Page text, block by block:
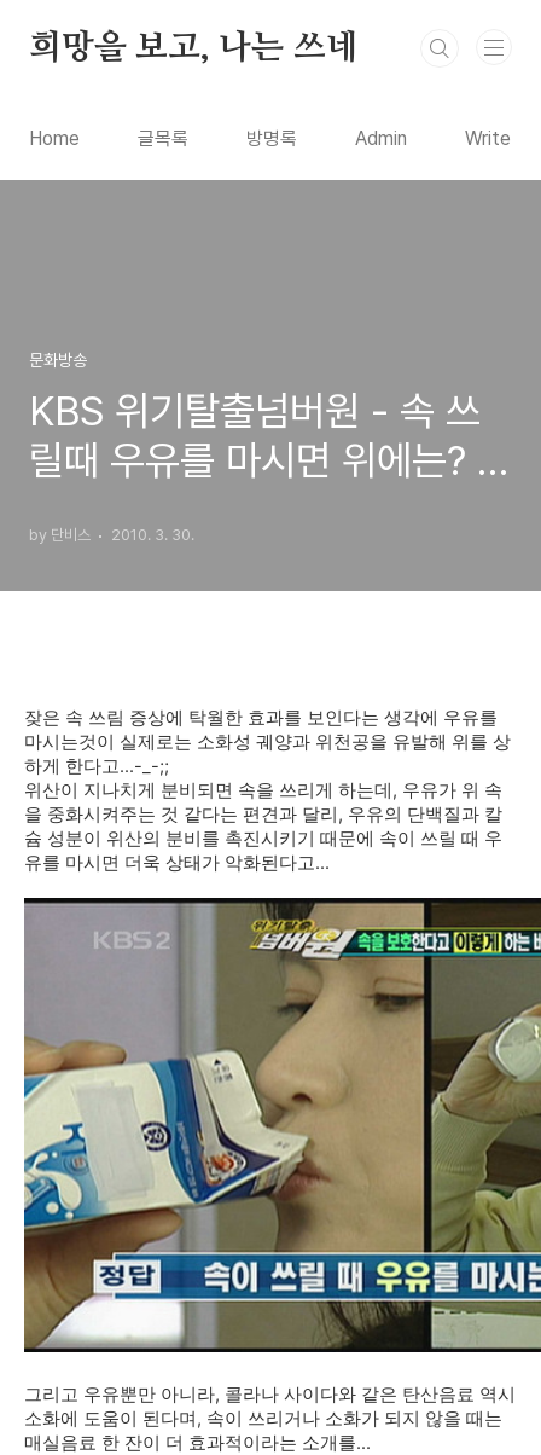
희망을 보고, 나는 쓰네
Home 글목록 방명록 Admin Write
문화방송
KBS 위기탈출넘버원 - 속 쓰
릴때 우유를 마시면 위에는? 식
by 단비스 2010. 3. 30.
잦은 속 쓰림 증상에 탁월한 효과를 보인다는 생각에 우유를
마시는것이 실제로는 소화성 궤양과 위천공을 유발해 위를 상
하게 한다고...-_-;;
위산이 지나치게 분비되면 속을 쓰리게 하는데, 우유가 위 속
을 중화시켜주는 것 같다는 편견과 달리, 우유의 단백질과 칼
슘 성분이 위산의 분비를 촉진시키기 때문에 속이 쓰릴 때 우
유를 마시면 더욱 상태가 악화된다고...
그리고 우유뿐만 아니라, 콜라나 사이다와 같은 탄산음료 역시
소화에 도움이 된다며, 속이 쓰리거나 소화가 되지 않을 때는
매실음료 한 잔이 더 효과적이라는 소개를...